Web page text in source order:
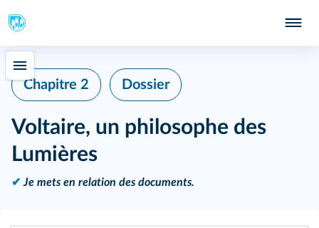
Chapitre 2 Dossier
Voltaire, un philosophe des
Lumières
✔ Je mets en relation des documents.